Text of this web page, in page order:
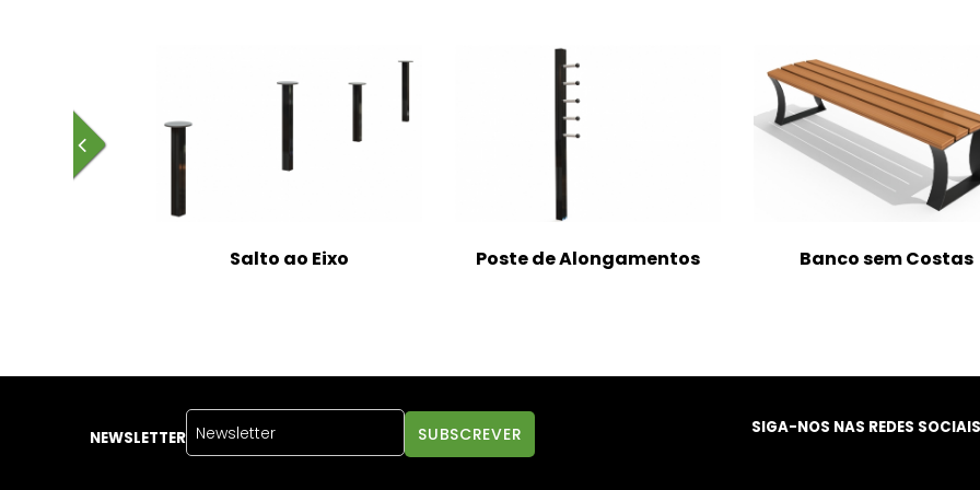
Salto ao Eixo Poste de Alongamentos Banco sem Costas
NEWSLETTER
SIGA-NOS NAS REDES SOCIAIS